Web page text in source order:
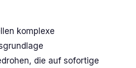
komplexe
die auf sofortige